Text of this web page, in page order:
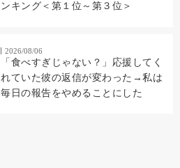
ンキング＜第１位～第３位＞
2026/08/06
「食べすぎじゃない？」応援してく
れていた彼の返信が変わった→私は
毎日の報告をやめることにした